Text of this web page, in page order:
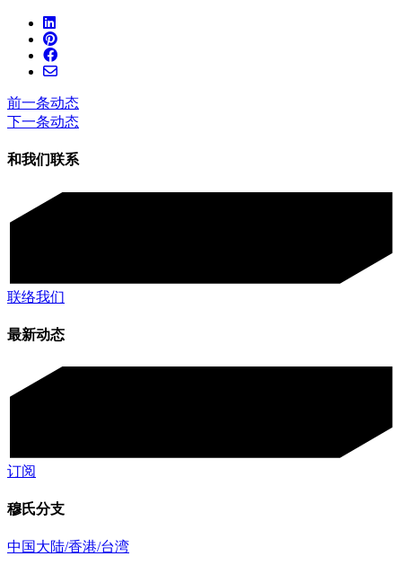
前一条动态
下一条动态
和我们联系
联络我们
最新动态
订阅
穆氏分支
中国大陆/香港/台湾